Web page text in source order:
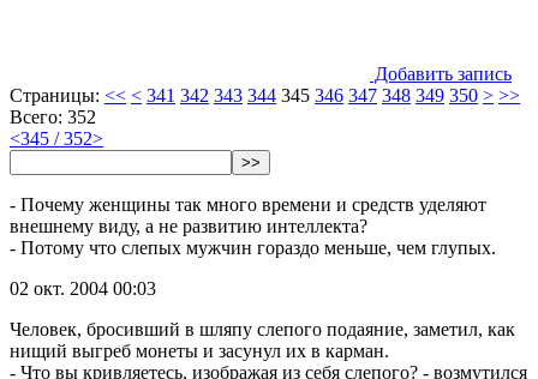
Добавить запись
Страницы: << < 341 342 343 344 345 346 347 348 349 350 > >>
Всего: 352
<345 / 352>
>>
- Почему женщины так много времени и средств уделяют
внешнему виду, а не развитию интеллекта?
- Потому что слепых мужчин гораздо меньше, чем глупых.
02 окт. 2004 00:03
Человек, бросивший в шляпу слепого подаяние, заметил, как
нищий выгреб монеты и засунул их в карман.
- Что вы кривляетесь, изображая из себя слепого? - возмутился